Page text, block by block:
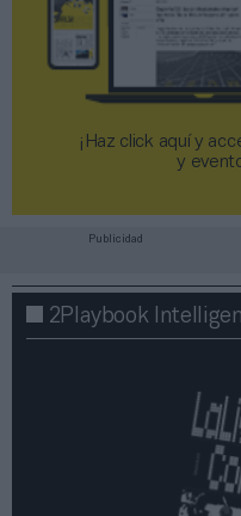
¡Haz click aquí y
y
Publicidad
2Playbook